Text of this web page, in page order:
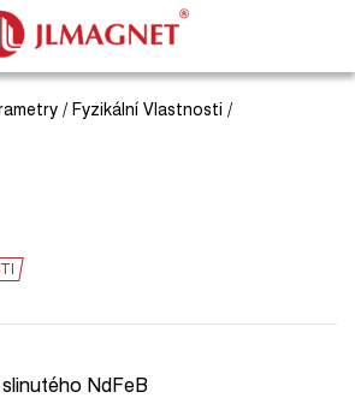
/ Fyzikální Vlastnosti /
NdFeB